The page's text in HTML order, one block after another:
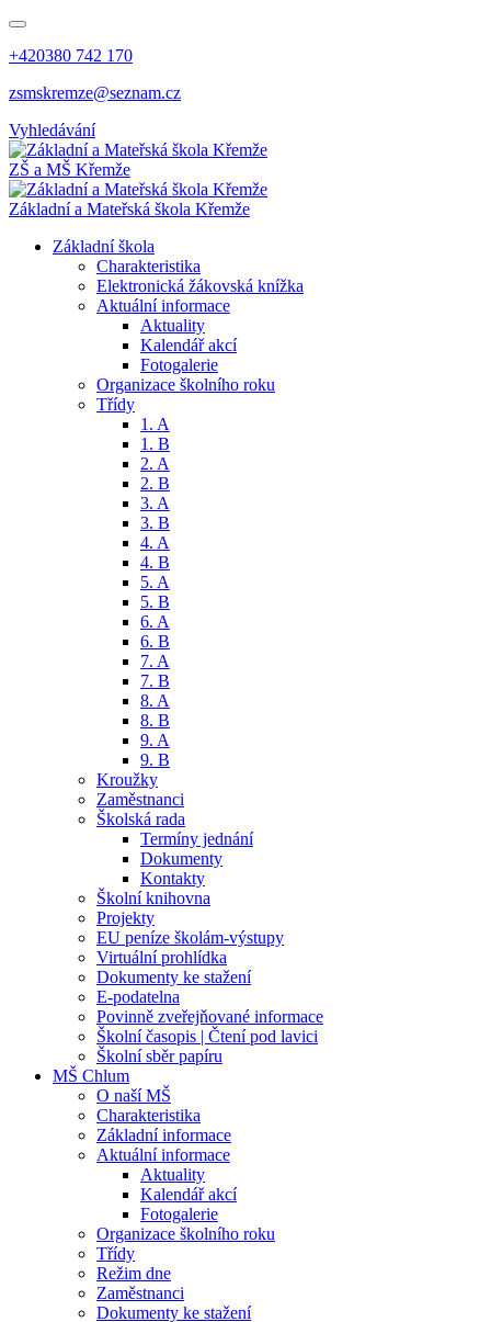
+420380 742 170
zsmskremze@seznam.cz
Vyhledávání
ZŠ a MŠ Křemže
Základní a Mateřská škola Křemže
Základní škola
Charakteristika
Elektronická žákovská knížka
Aktuální informace
Aktuality
Kalendář akcí
Fotogalerie
Organizace školního roku
Třídy
1. A
1. B
2. A
2. B
3. A
3. B
4. A
4. B
5. A
5. B
6. A
6. B
7. A
7. B
8. A
8. B
9. A
9. B
Kroužky
Zaměstnanci
Školská rada
Termíny jednání
Dokumenty
Kontakty
Školní knihovna
Projekty
EU peníze školám-výstupy
Virtuální prohlídka
Dokumenty ke stažení
E-podatelna
Povinně zveřejňované informace
Školní časopis | Čtení pod lavici
Školní sběr papíru
MŠ Chlum
O naší MŠ
Charakteristika
Základní informace
Aktuální informace
Aktuality
Kalendář akcí
Fotogalerie
Organizace školního roku
Třídy
Režim dne
Zaměstnanci
Dokumenty ke stažení